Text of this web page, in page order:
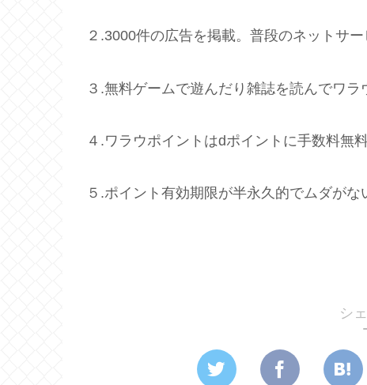
２.3000件の広告を掲載。普段のネットサ
３.無料ゲームで遊んだり雑誌を読んでワラ
４.ワラウポイントはdポイントに手数料無
５.ポイント有効期限が半永久的でムダがな
シ